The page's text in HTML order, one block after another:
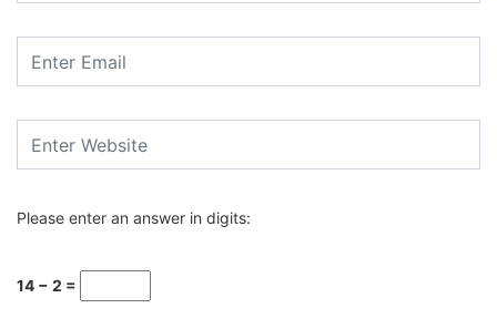
Please enter an answer in digits:
14 − 2 =